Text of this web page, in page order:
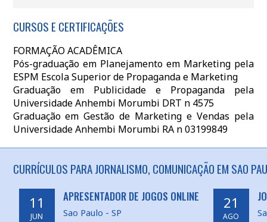
CURSOS E CERTIFICAÇÕES
FORMAÇÃO ACADÊMICA
Pós-graduação em Planejamento em Marketing pela
ESPM Escola Superior de Propaganda e Marketing
Graduação em Publicidade e Propaganda pela
Universidade Anhembi Morumbi DRT n 4575
Graduação em Gestão de Marketing e Vendas pela
Universidade Anhembi Morumbi RA n 03199849
CURRÍCULOS PARA JORNALISMO, COMUNICAÇÃO EM SAO
11
JUN
APRESENTADOR DE JOGOS ONLINE
Sao Paulo - SP
21
AGO